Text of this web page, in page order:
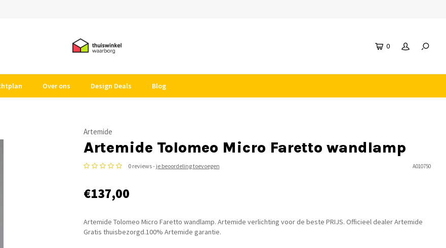
0
Over ons Design Deals Blog
Artemide
Artemide Tolomeo Micro Faretto wandlamp
0 reviews - je beoordeling toevoegen A010750
€137,00
Artemide Tolomeo Micro Faretto wandlamp. Artemide verlichting voor de beste PRIJS. Officieel dealer Artemide
Gratis thuisbezorgd.100% Artemide garantie.